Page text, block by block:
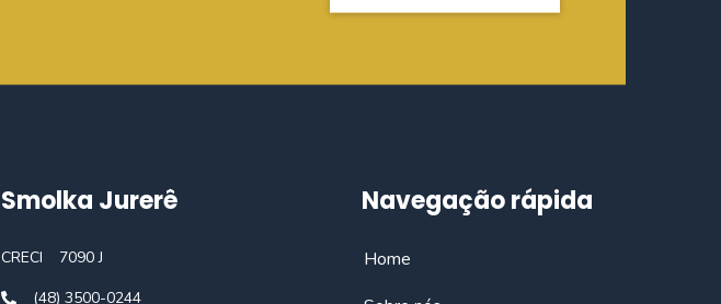
Smolka Jurerê
CRECI
7090 J
(48) 3500-0244
Navegação rápida
Home